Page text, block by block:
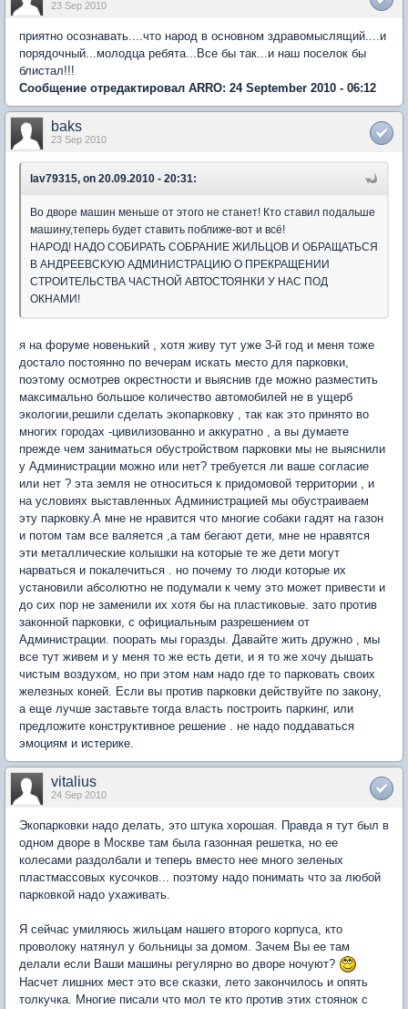
23 Sep 2010
приятно осознавать....что народ в основном здравомыслящий....и
порядочный...молодца ребята...Все бы так...и наш поселок бы
блистал!!!
Сообщение отредактировал ARRO: 24 September 2010 - 06:12
baks
23 Sep 2010
lav79315, on 20.09.2010 - 20:31:
Во дворе машин меньше от этого не станет! Кто ставил подальше
машину,теперь будет ставить поближе-вот и всё!
НАРОД! НАДО СОБИРАТЬ СОБРАНИЕ ЖИЛЬЦОВ И ОБРАЩАТЬСЯ
В АНДРЕЕВСКУЮ АДМИНИСТРАЦИЮ О ПРЕКРАЩЕНИИ
СТРОИТЕЛЬСТВА ЧАСТНОЙ АВТОСТОЯНКИ У НАС ПОД
ОКНАМИ!
я на форуме новенький , хотя живу тут уже 3-й год и меня тоже
достало постоянно по вечерам искать место для парковки,
поэтому осмотрев окрестности и выяснив где можно разместить
максимально большое количество автомобилей не в ущерб
экологии,решили сделать экопарковку , так как это принято во
многих городах -цивилизованно и аккуратно , а вы думаете
прежде чем заниматься обустройством парковки мы не выяснили
у Администрации можно или нет? требуется ли ваше согласие
или нет ? эта земля не относиться к придомовой территории , и
на условиях выставленных Администрацией мы обустраиваем
эту парковку.А мне не нравится что многие собаки гадят на газон
и потом там все валяется ,а там бегают дети, мне не нравятся
эти металлические колышки на которые те же дети могут
нарваться и покалечиться . но почему то люди которые их
установили абсолютно не подумали к чему это может привести и
до сих пор не заменили их хотя бы на пластиковые. зато против
законной парковки, с официальным разрешением от
Администрации. поорать мы горазды. Давайте жить дружно , мы
все тут живем и у меня то же есть дети, и я то же хочу дышать
чистым воздухом, но при этом нам надо где то парковать своих
железных коней. Если вы против парковки действуйте по закону,
а еще лучше заставьте тогда власть построить паркинг, или
предложите конструктивное решение . не надо поддаваться
эмоциям и истерике.
vitalius
24 Sep 2010
Экопарковки надо делать, это штука хорошая. Правда я тут был в
одном дворе в Москве там была газонная решетка, но ее
колесами раздолбали и теперь вместо нее много зеленых
пластмассовых кусочков... поэтому надо понимать что за любой
парковкой надо ухаживать.
Я сейчас умиляюсь жильцам нашего второго корпуса, кто
проволоку натянул у больницы за домом. Зачем Вы ее там
делали если Ваши машины регулярно во дворе ночуют?
Насчет лишних мест это все сказки, лето закончилось и опять
толкучка. Многие писали что мол те кто против этих стоянок с